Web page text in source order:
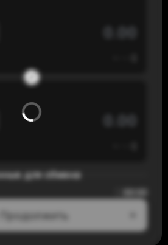
для обмена
Продолжить